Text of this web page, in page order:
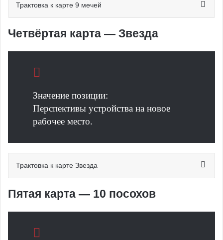
Трактовка к карте 9 мечей
Четвёртая карта — Звезда
Значение позиции:
Перспективы устройства на новое
рабочее место.
Трактовка к карте Звезда
Пятая карта — 10 посохов